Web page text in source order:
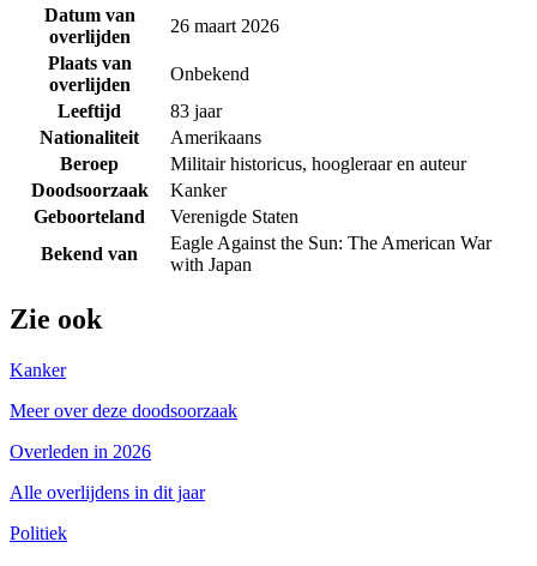
Datum van
overlijden
26 maart 2026
Plaats van
overlijden
Onbekend
Leeftijd
83 jaar
Nationaliteit
Amerikaans
Beroep
Militair historicus, hoogleraar en auteur
Doodsoorzaak
Kanker
Geboorteland
Verenigde Staten
Bekend van
Eagle Against the Sun: The American War
with Japan
Zie ook
Kanker
Meer over deze doodsoorzaak
Overleden in 2026
Alle overlijdens in dit jaar
Politiek